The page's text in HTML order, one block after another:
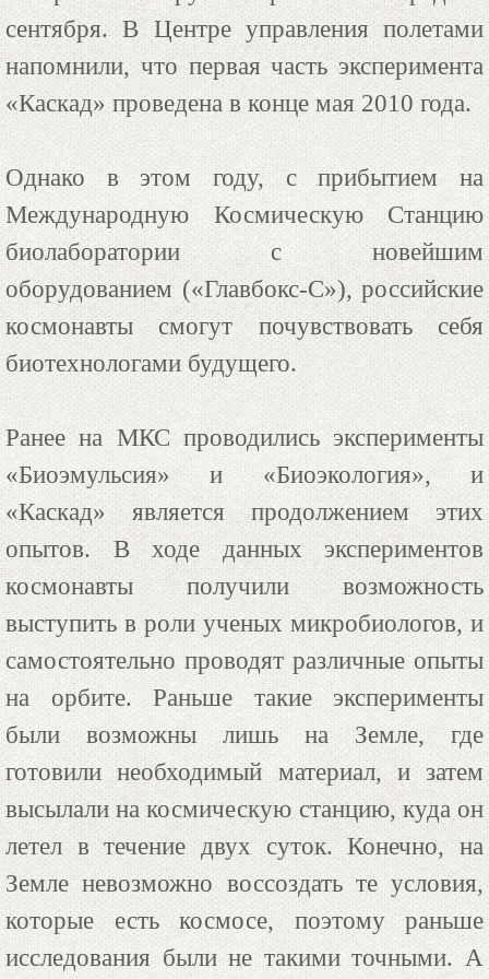
сентября. В Центре управления полетами
напомнили, что первая часть эксперимента
«Каскад» проведена в конце мая 2010 года.
Однако в этом году, с прибытием на
Международную Космическую Станцию
биолаборатории с новейшим
оборудованием («Главбокс-С»), российские
космонавты смогут почувствовать себя
биотехнологами будущего.
Ранее на МКС проводились эксперименты
«Биоэмульсия» и «Биоэкология», и
«Каскад» является продолжением этих
опытов. В ходе данных экспериментов
космонавты получили возможность
выступить в роли ученых микробиологов, и
самостоятельно проводят различные опыты
на орбите. Раньше такие эксперименты
были возможны лишь на Земле, где
готовили необходимый материал, и затем
высылали на космическую станцию, куда он
летел в течение двух суток. Конечно, на
Земле невозможно воссоздать те условия,
которые есть космосе, поэтому раньше
исследования были не такими точными. А